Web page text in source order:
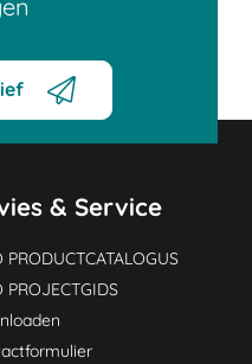
& Service
PRODUCTCATALOGUS
PROJECTGIDS